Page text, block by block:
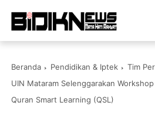
Beranda Pendidikan & Iptek
Tim
UIN Mataram Selenggarakan
Quran Smart Learning (QSL) ‎